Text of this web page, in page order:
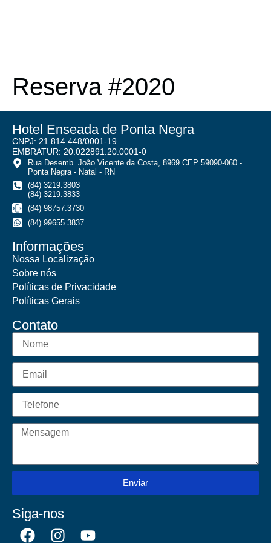
Reserva #2020
Hotel Enseada de Ponta Negra
CNPJ: 21.814.448/0001-19
EMBRATUR: 20.022891.20.0001-0
Rua Desemb. João Vicente da Costa, 8969 CEP 59090-060 -
Ponta Negra - Natal - RN
(84) 3219.3803
(84) 3219.3833
(84) 98757.3730
(84) 99655.3837
Informações
Nossa Localização
Sobre nós
Políticas de Privacidade
Políticas Gerais
Contato
Enviar
Siga-nos